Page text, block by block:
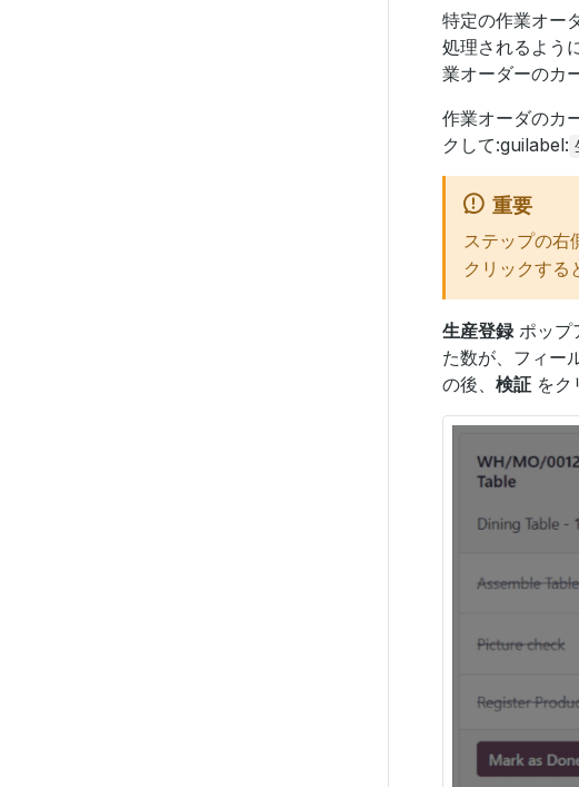
特定の作業オー
処理されるよう
業オーダーのカ
作業オーダのカ
クして:guilabel:
重要
ステップの右
クリックする
生産登録ポップ
た数が、フィー
の後、 検証 をク